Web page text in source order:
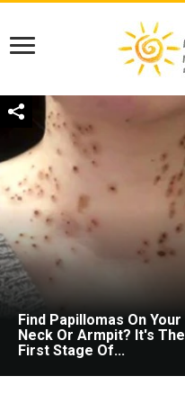
Find Papillomas On Your
Neck Or Armpit? It's The
First Stage Of...